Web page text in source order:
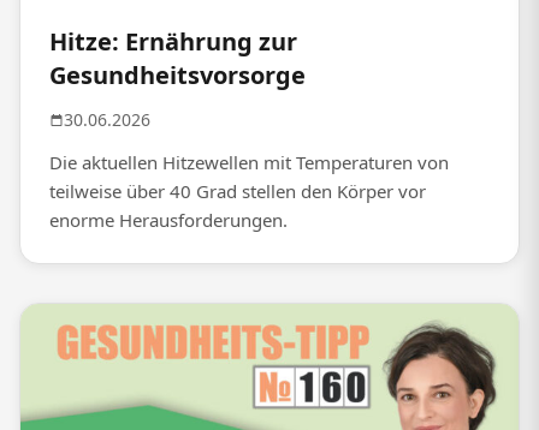
Hitze: Ernährung zur
Gesundheitsvorsorge
30.06.2026
Die aktuellen Hitzewellen mit Temperaturen von
teilweise über 40 Grad stellen den Körper vor
enorme Herausforderungen.